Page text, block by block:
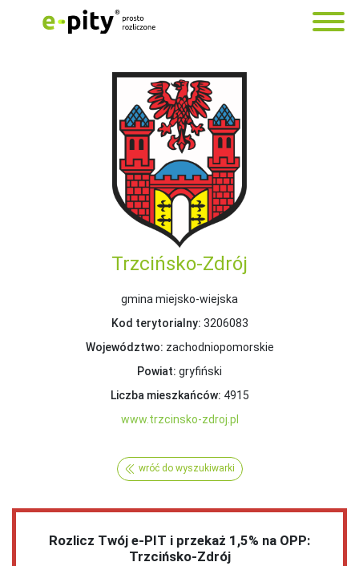
Trzcińsko-Zdrój
gmina miejsko-wiejska
Kod terytorialny: 3206083
Województwo: zachodniopomorskie
Powiat: gryfiński
Liczba mieszkańców: 4915
www.trzcinsko-zdroj.pl
wróć do wyszukiwarki
Rozlicz Twój e-PIT i przekaż 1,5% na OPP:
Trzcińsko-Zdrój